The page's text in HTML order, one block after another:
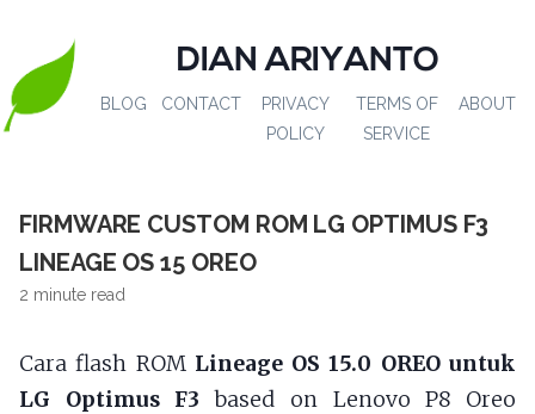
DIAN ARIYANTO
BLOG CONTACT
PRIVACY
POLICY
TERMS OF
SERVICE
ABOUT
FIRMWARE CUSTOM ROM LG OPTIMUS F3
LINEAGE OS 15 OREO
2 minute read
Cara flash ROM Lineage OS 15.0 OREO untuk
LG Optimus F3 based on Lenovo P8 Oreo